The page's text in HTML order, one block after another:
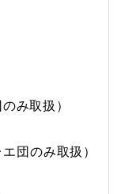
み取扱）
団のみ取扱）